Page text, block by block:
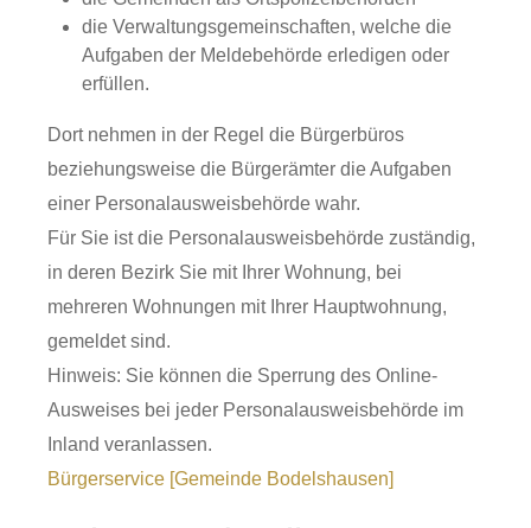
die Verwaltungsgemeinschaften, welche die
Aufgaben der Meldebehörde erledigen oder
erfüllen.
Dort nehmen in der Regel die Bürgerbüros
beziehungsweise die Bürgerämter die Aufgaben
einer Personalausweisbehörde wahr.
Für Sie ist die Personalausweisbehörde zuständig,
in deren Bezirk Sie mit Ihrer Wohnung, bei
mehreren Wohnungen mit Ihrer Hauptwohnung,
gemeldet sind.
Hinweis: Sie können die Sperrung des Online-
Ausweises bei jeder Personalausweisbehörde im
Inland veranlassen.
Bürgerservice [Gemeinde Bodelshausen]